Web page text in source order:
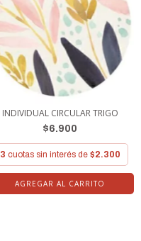
INDIVIDUAL CIRCULAR TRIGO
$6.900
3 cuotas sin interés de $2.300